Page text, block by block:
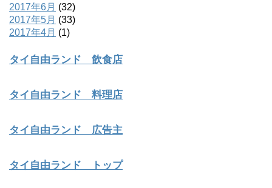
2017年6月 (32)
2017年5月 (33)
2017年4月 (1)
タイ自由ランド 飲食店
タイ自由ランド 料理店
タイ自由ランド 広告主
タイ自由ランド トップ